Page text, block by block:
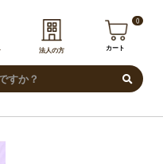
法人の方
0
カート